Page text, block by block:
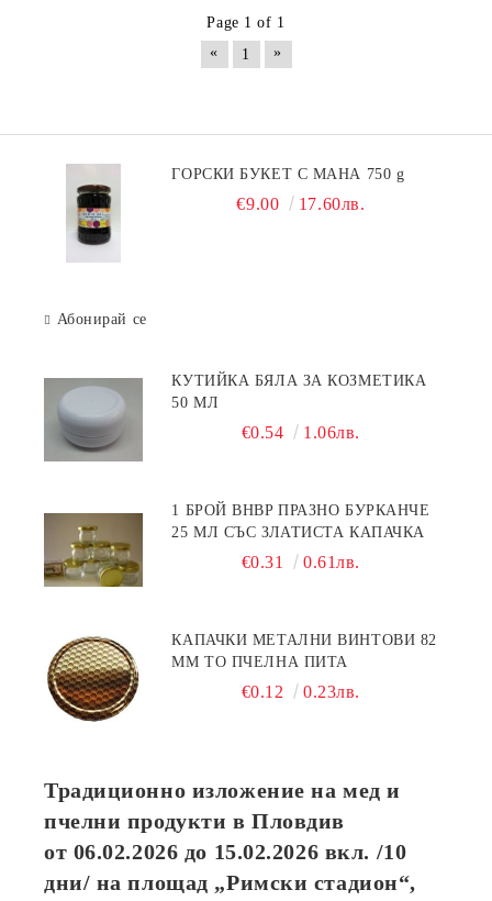
Page 1 of 1
«
1 »
ГОРСКИ БУКЕТ С МАНА 750 g
€9.00 17.60лв.
Абонирай се
КУТИЙКА БЯЛА ЗА КОЗМЕТИКА
50 МЛ
€0.54 1.06лв.
1 БРОЙ BHBP ПРАЗНО БУРКАНЧЕ
25 МЛ СЪС ЗЛАТИСТА КАПАЧКА
€0.31 0.61лв.
КАПАЧКИ МЕТАЛНИ ВИНТОВИ 82
ММ ТО ПЧЕЛНА ПИТА
€0.12 0.23лв.
Традиционно изложение на мед и
пчелни продукти в Пловдив
от 06.02.2026 до 15.02.2026 вкл. /10
дни/ на площад „Римски стадион“,